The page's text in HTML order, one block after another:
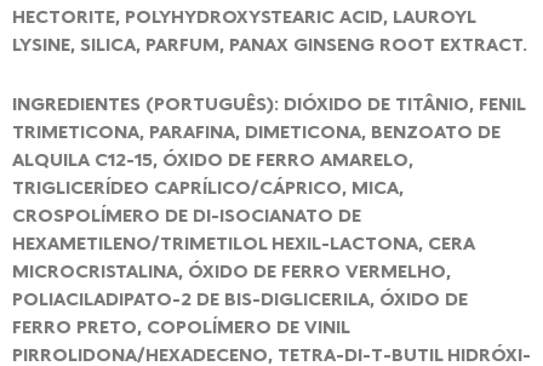
HECTORITE, POLYHYDROXYSTEARIC ACID, LAUROYL
LYSINE, SILICA, PARFUM, PANAX GINSENG ROOT EXTRACT.
INGREDIENTES (PORTUGUÊS): DIÓXIDO DE TITÂNIO, FENIL
TRIMETICONA, PARAFINA, DIMETICONA, BENZOATO DE
ALQUILA C12-15, ÓXIDO DE FERRO AMARELO,
TRIGLICERÍDEO CAPRÍLICO/CÁPRICO, MICA,
CROSPOLÍMERO DE DI-ISOCIANATO DE
HEXAMETILENO/TRIMETILOL HEXIL-LACTONA, CERA
MICROCRISTALINA, ÓXIDO DE FERRO VERMELHO,
POLIACILADIPATO-2 DE BIS-DIGLICERILA, ÓXIDO DE
FERRO PRETO, COPOLÍMERO DE VINIL
PIRROLIDONA/HEXADECENO, TETRA-DI-T-BUTIL HIDRÓXI-